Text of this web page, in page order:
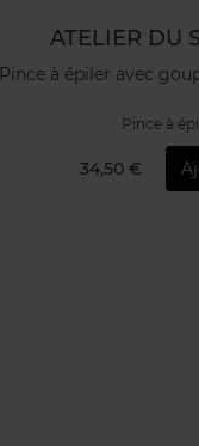
ATELIER DU
Pince à épiler avec
Pince à
34,50 €